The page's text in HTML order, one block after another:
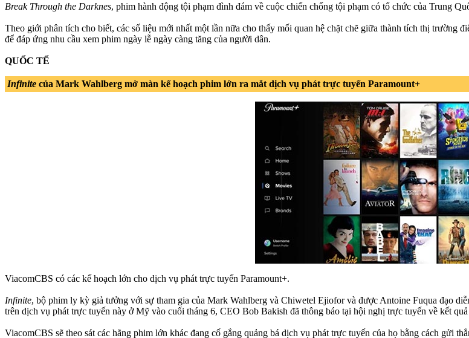
Break Through the Darknes, phim hành động tội phạm đình đám về cuộc chiến chống tội phạm có tổ chức của Trung
Theo giới phân tích cho biết, các số liệu mới nhất một lần nữa cho thấy mối quan hệ chặt chẽ giữa thành tích thị trường
để đáp ứng nhu cầu xem phim ngày lễ ngày càng tăng của người dân.
QUỐC TẾ
Infinite của Mark Wahlberg mở màn kế hoạch phim lớn ra mắt dịch vụ phát trực tuyến Paramount+
ViacomCBS có các kế hoạch lớn cho dịch vụ phát trực tuyến Paramount+.
Infinite, bộ phim ly kỳ giả tưởng với sự tham gia của Mark Wahlberg và Chiwetel Ejiofor và được Antoine Fuqua đạo
trên dịch vụ phát trực tuyến này ở Mỹ vào cuối tháng 6, CEO Bob Bakish đã thông báo tại hội nghị trực tuyến về kết
ViacomCBS sẽ theo sát các hãng phim lớn khác đang cố gắng quảng bá dịch vụ phát trực tuyến của họ bằng cách gửi